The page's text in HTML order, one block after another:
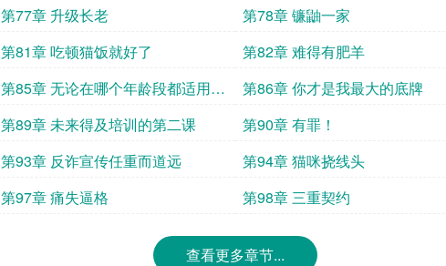
第77章 升级长老 第78章 镰鼬一家
第81章 吃顿猫饭就好了 第82章 难得有肥羊
第85章 无论在哪个年龄段都适用的
称呼
第86章 你才是我最大的底牌
第89章 未来得及培训的第二课 第90章 有罪！
第93章 反诈宣传任重而道远 第94章 猫咪挠线头
第97章 痛失逼格 第98章 三重契约
查看更多章节...